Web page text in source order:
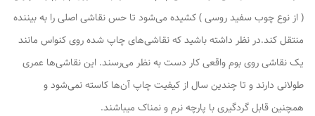
( از نوع چوب سفید روسی ) کشیده می‌شود تا حس نقاشی اصلی را به بیننده
منتقل کند.در نظر داشته باشید که نقاشی‌های چاپ شده روی کنواس مانند
یک نقاشی روی بوم واقعی کار دست به نظر می‌رسند. این نقاشی‌ها عمری
طولانی دارند و تا چندین سال از کیفیت چاپ آن‌ها کاسته نمی‌شود و
همچنین قابل گردگیری با پارچه نرم و نمناک میباشند.